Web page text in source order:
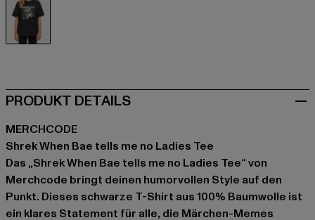
PRODUKT DETAILS
MERCHCODE
Shrek When Bae tells me no Ladies Tee
Das „Shrek When Bae tells me no Ladies Tee“ von
Merchcode bringt deinen humorvollen Style auf den
Punkt. Dieses schwarze T-Shirt aus 100% Baumwolle ist
ein klares Statement für alle, die Märchen-Memes